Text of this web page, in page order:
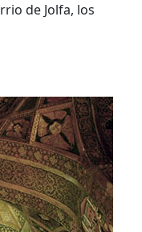
de Jolfa, los